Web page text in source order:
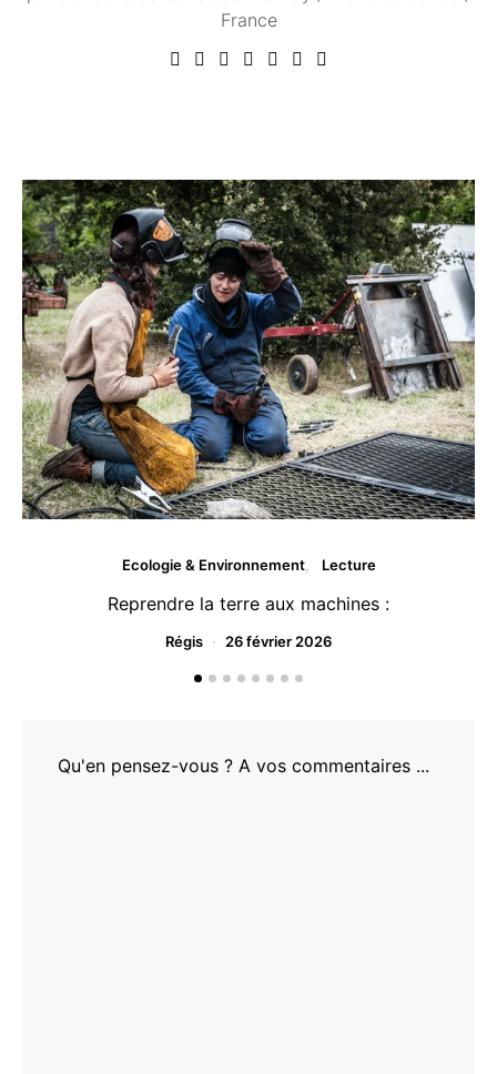
France
Ecologie & Environnement Lecture
Reprendre la terre aux machines :
Régis 26 février 2026
Qu'en pensez-vous ? A vos commentaires ...